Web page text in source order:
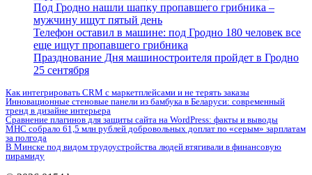
Под Гродно нашли шапку пропавшего грибника –
мужчину ищут пятый день
Телефон оставил в машине: под Гродно 180 человек все
еще ищут пропавшего грибника
Празднование Дня машиностроителя пройдет в Гродно
25 сентября
Как интегрировать CRM с маркетплейсами и не терять заказы
Инновационные стеновые панели из бамбука в Беларуси: современный
тренд в дизайне интерьера
Сравнение плагинов для защиты сайта на WordPress: факты и выводы
МНС собрало 61,5 млн рублей добровольных доплат по «серым» зарплатам
за полгода
В Минске под видом трудоустройства людей втягивали в финансовую
пирамиду